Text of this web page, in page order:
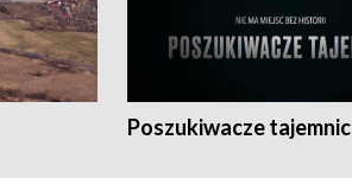
Poszukiwacze tajemnic